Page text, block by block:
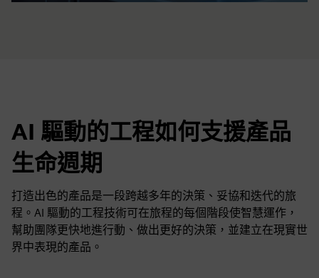
AI 驅動的工程如何支援產品
生命週期
打造出色的產品是一段跨越多年的決策、妥協和迭代的旅
程。AI 驅動的工程技術可在旅程的每個階段使智慧運作，
幫助團隊更快地進行動、做出更好的決策，並建立在現實世
界中表現的產品。